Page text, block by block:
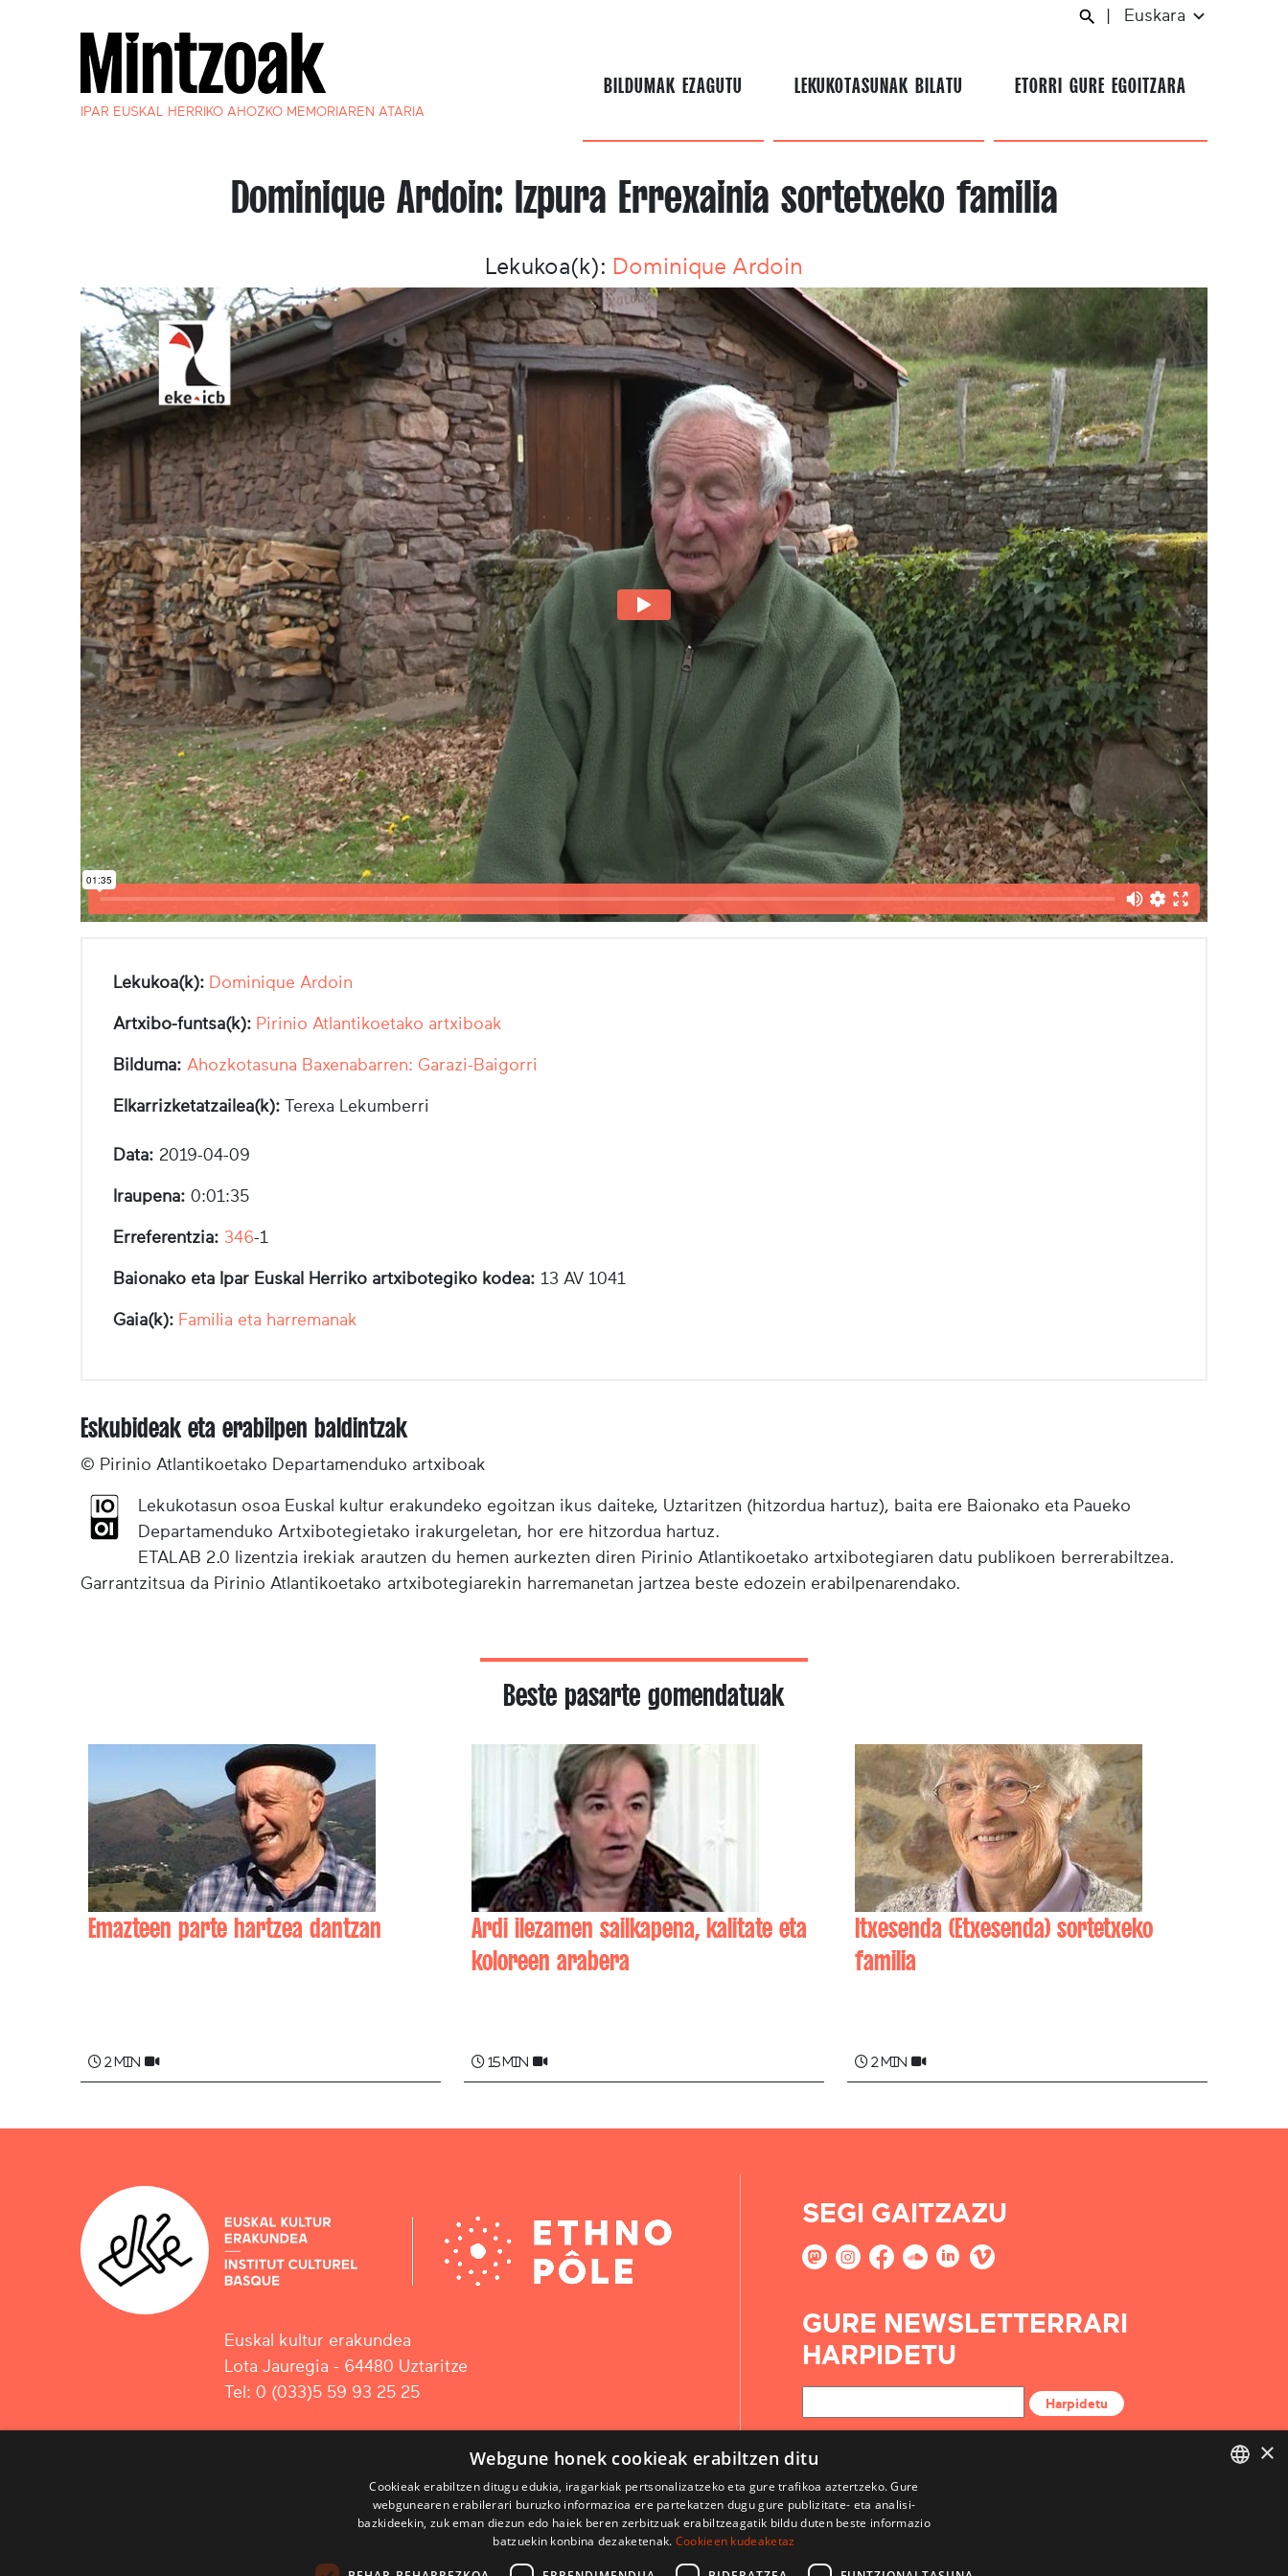
IPAR EUSKAL HERRIKO AHOZKO MEMORIAREN ATARIA
Euskara
BILDUMAK EZAGUTU LEKUKOTASUNAK BILATU ETORRI GURE EGOITZARA
Dominique Ardoin: Izpura Errexainia sortetxeko familia
Lekukoa(k): Dominique Ardoin
Lekukoa(k): Dominique Ardoin
Artxibo-funtsa(k): Pirinio Atlantikoetako artxiboak
Bilduma: Ahozkotasuna Baxenabarren: Garazi-Baigorri
Elkarrizketatzailea(k): Terexa Lekumberri
Data: 2019-04-09
Iraupena: 0:01:35
Erreferentzia: 346-1
Baionako eta Ipar Euskal Herriko artxibotegiko kodea: 13 AV 1041
Gaia(k): Familia eta harremanak
Eskubideak eta erabilpen baldintzak
© Pirinio Atlantikoetako Departamenduko artxiboak
Lekukotasun osoa Euskal kultur erakundeko egoitzan ikus daiteke, Uztaritzen (hitzordua hartuz), baita ere Baionako eta Paueko
Departamenduko Artxibotegietako irakurgeletan, hor ere hitzordua hartuz.
ETALAB 2.0 lizentzia irekiak arautzen du hemen aurkezten diren Pirinio Atlantikoetako artxibotegiaren datu publikoen berrerabiltzea.
Garrantzitsua da Pirinio Atlantikoetako artxibotegiarekin harremanetan jartzea beste edozein erabilpenarendako.
Beste pasarte gomendatuak
Emazteen parte hartzea dantzan
2 min
Ardi ilezamen sailkapena, kalitate eta
koloreen arabera
15 min
Itxesenda (Etxesenda) sortetxeko
familia
2 min
Euskal kultur erakundea
Lota Jauregia - 64480 Uztaritze
Tel: 0 (033)5 59 93 25 25
SEGI GAITZAZU
GURE NEWSLETTERRARI
HARPIDETU
Harpidetu
×
Webgune honek cookieak erabiltzen ditu
Cookieak erabiltzen ditugu edukia, iragarkiak pertsonalizatzeko eta gure trafikoa aztertzeko. Gure
webgunearen erabilerari buruzko informazioa ere partekatzen dugu gure publizitate- eta analisi-
bazkideekin, zuk eman diezun edo haiek beren zerbitzuak erabiltzeagatik bildu duten beste informazio
batzuekin konbina dezaketenak. Cookieen kudeaketaz